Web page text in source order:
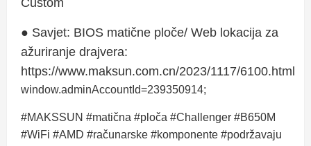
● Savjet: BIOS matične ploče/ Web lokacija za
ažuriranje drajvera:
https://www.maksun.com.cn/2023/1117/6100.html
window.adminAccountId=239350914;
#MAKSSUN #matična #ploča #Challenger #B650M
#WiFi #AMD #računarske #komponente #podržavaju